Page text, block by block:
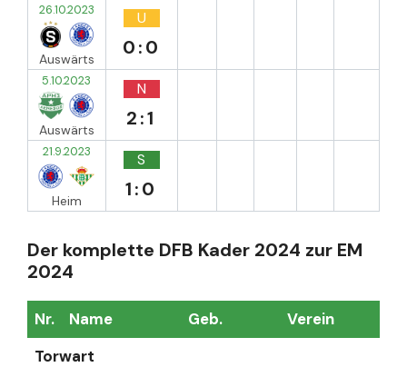
26.10.2023
Auswärts
U
0:0
5.10.2023
Auswärts
N
2:1
21.9.2023
Heim
S
1:0
Der komplette DFB Kader 2024 zur EM
2024
Nr. Name Geb. Verein
Torwart